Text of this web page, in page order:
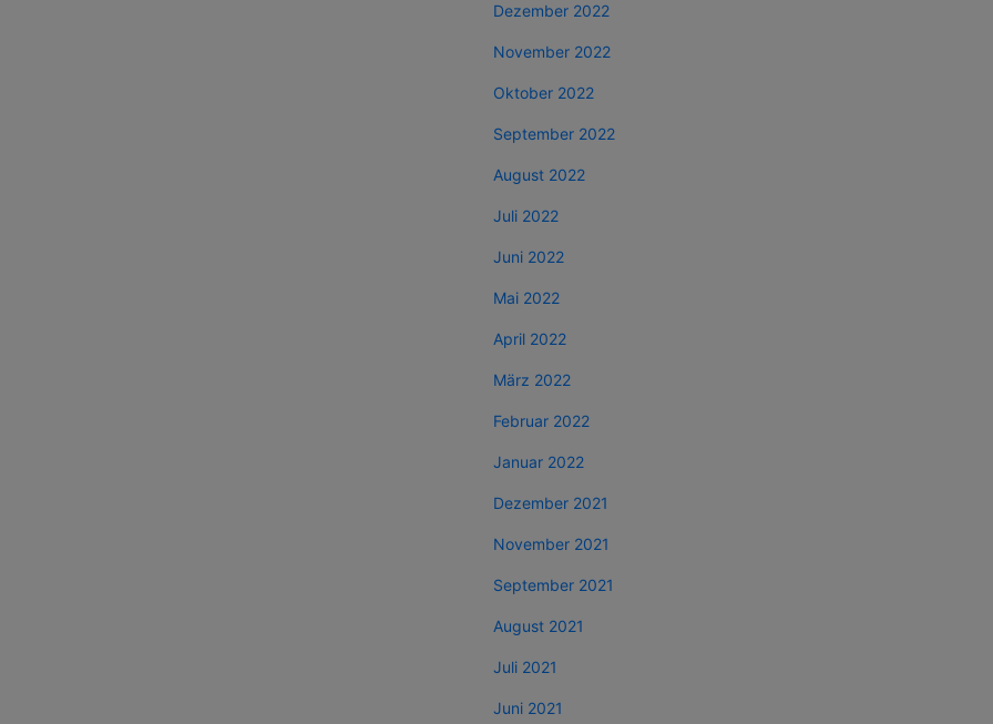
Dezember 2022
November 2022
Oktober 2022
September 2022
August 2022
Juli 2022
Juni 2022
Mai 2022
April 2022
März 2022
Februar 2022
Januar 2022
Dezember 2021
November 2021
September 2021
August 2021
Juli 2021
Juni 2021